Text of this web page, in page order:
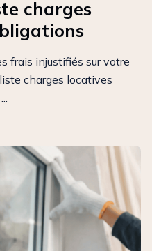
charges
frais injustifiés sur votre
charges locatives